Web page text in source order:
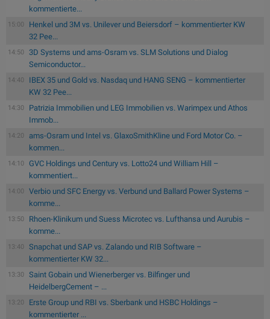
kommentierte...
15:00
Henkel und 3M vs. Unilever und Beiersdorf – kommentierter KW
32 Pee...
14:50
3D Systems und ams-Osram vs. SLM Solutions und Dialog
Semiconductor...
14:40
IBEX 35 und Gold vs. Nasdaq und HANG SENG – kommentierter
KW 32 Pee...
14:30
Patrizia Immobilien und LEG Immobilien vs. Warimpex und Athos
Immob...
14:20
ams-Osram und Intel vs. GlaxoSmithKline und Ford Motor Co. –
kommen...
14:10
GVC Holdings und Century vs. Lotto24 und William Hill –
kommentiert...
14:00
Verbio und SFC Energy vs. Verbund und Ballard Power Systems –
komme...
13:50
Rhoen-Klinikum und Suess Microtec vs. Lufthansa und Aurubis –
komme...
13:40
Snapchat und SAP vs. Zalando und RIB Software –
kommentierter KW 32...
13:30
Saint Gobain und Wienerberger vs. Bilfinger und
HeidelbergCement – ...
13:20
Erste Group und RBI vs. Sberbank und HSBC Holdings –
kommentierter ...